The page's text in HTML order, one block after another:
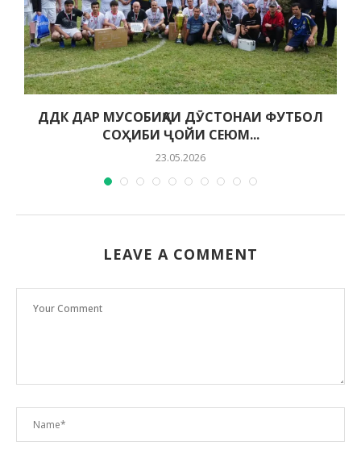
ДДК ДАР МУСОБИҚАИ ДӮСТОНАИ ФУТБОЛ
СОҲИБИ ҶОЙИ СЕЮМ...
23.05.2026
LEAVE A COMMENT